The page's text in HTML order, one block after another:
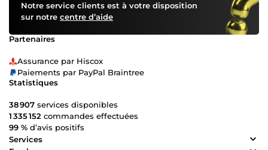
Notre service clients est à votre disposition
sur notre centre d’aide
Partenaires
Assurance par Hiscox
Paiements par PayPal Braintree
Statistiques
38 907 services disponibles
1 335 152 commandes effectuées
99 % d’avis positifs
Services